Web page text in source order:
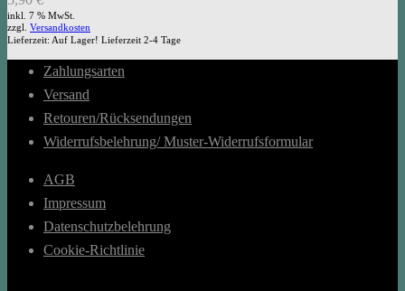
inkl. 7 % MwSt.
zzgl. Versandkosten
Lieferzeit: Auf Lager! Lieferzeit 2-4 Tage
Zahlungsarten
Versand
Retouren/Rücksendungen
Widerrufsbelehrung/ Muster-Widerrufsformular
AGB
Impressum
Datenschutzbelehrung
Cookie-Richtlinie